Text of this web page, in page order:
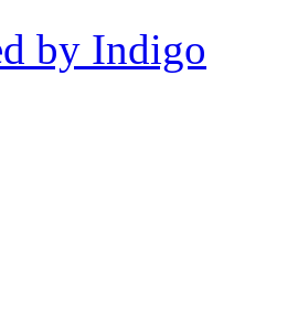
by Indigo